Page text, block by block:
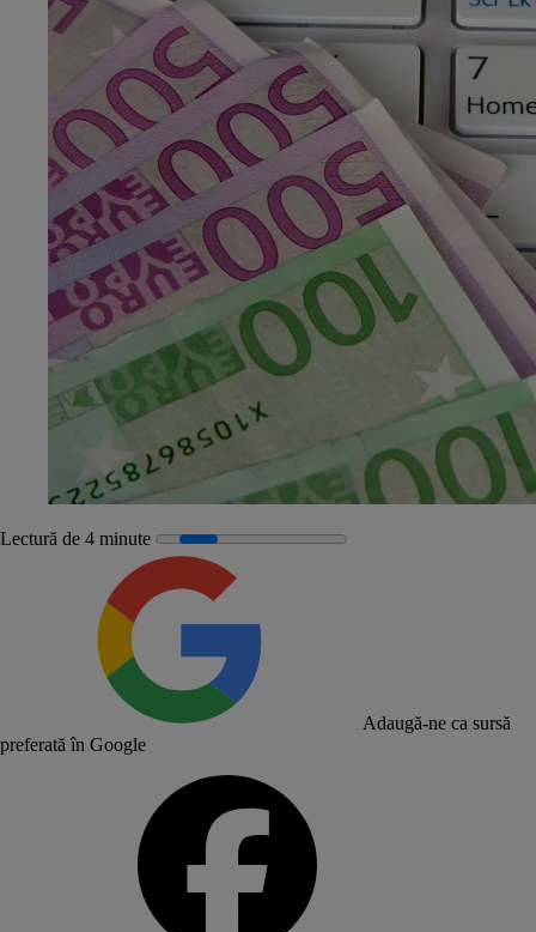
Lectură de 4 minute
Adaugă-ne ca sursă
preferată în Google